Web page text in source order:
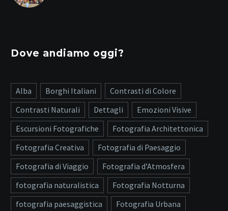
Dove andiamo oggi?
Alba Borghi Italiani
Contrasti di Colore
Contrasti Naturali
Dettagli
Emozioni Visive
Escursioni Fotografiche
Fotografia Architettonica
Fotografia Creativa
Fotografia di Paesaggio
Fotografia di Viaggio
Fotografia d’Atmosfera
fotografia naturalistica
Fotografia Notturna
fotografia paesaggistica
Fotografia Urbana